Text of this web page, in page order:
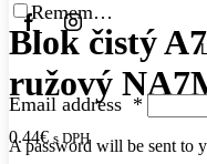
Remember Me
Email address *
A password will be sent to
FacebookInstagram
Blok čistý
ružový
0.44€ s DPH